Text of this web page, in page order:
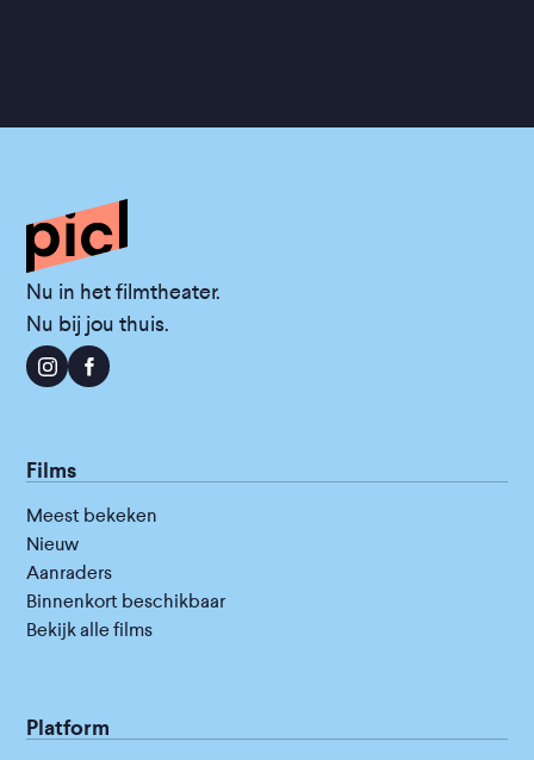
Nu in het filmtheater.
Nu bij jou thuis.
Films
Meest bekeken
Nieuw
Aanraders
Binnenkort beschikbaar
Bekijk alle films
Platform